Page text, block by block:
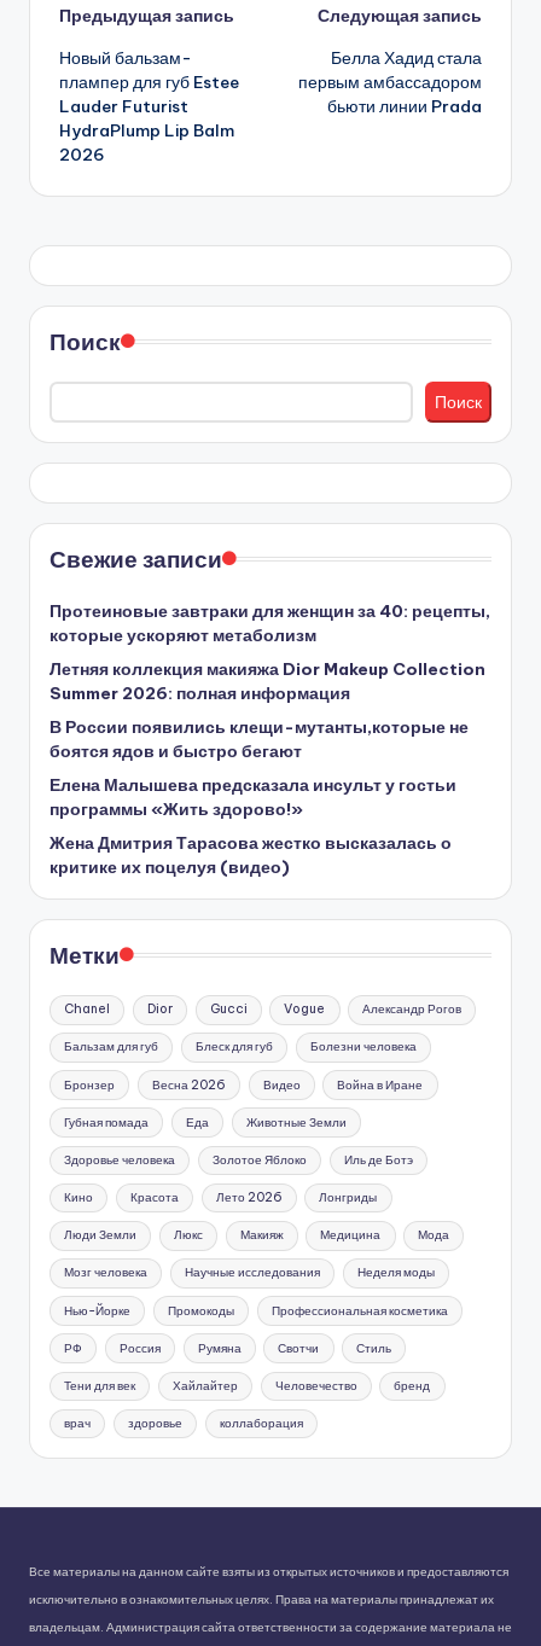
Навигация
записи
Предыдущая запись
Новый бальзам-
плампер для губ Estee
Lauder Futurist
HydraPlump Lip Balm
2026
Следующая запись
Белла Хадид стала
первым амбассадором
бьюти линии Prada
Поиск
Поиск
Свежие записи
Протеиновые завтраки для женщин за 40: рецепты,
которые ускоряют метаболизм
Летняя коллекция макияжа Dior Makeup Collection
Summer 2026: полная информация
В России появились клещи-мутанты,которые не
боятся ядов и быстро бегают
Елена Малышева предсказала инсульт у гостьи
программы «Жить здорово!»
Жена Дмитрия Тарасова жестко высказалась о
критике их поцелуя (видео)
Метки
Chanel Dior Gucci Vogue Александр Рогов
Бальзам для губ Блеск для губ Болезни человека
Бронзер Весна 2026 Видео Война в Иране
Губная помада Еда Животные Земли
Здоровье человека Золотое Яблоко Иль де Ботэ
Кино Красота Лето 2026 Лонгриды
Люди Земли Люкс Макияж Медицина Мода
Мозг человека Научные исследования Неделя моды
Нью-Йорке Промокоды Профессиональная косметика
РФ Россия Румяна Свотчи Стиль
Тени для век Хайлайтер Человечество бренд
врач здоровье коллаборация
Все материалы на данном сайте взяты из открытых источников и предоставляются
исключительно в ознакомительных целях. Права на материалы принадлежат их
владельцам. Администрация сайта ответственности за содержание материала не